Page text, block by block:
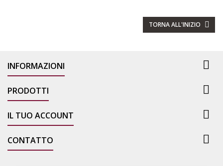
TORNA ALL'INIZIO 
INFORMAZIONI 
PRODOTTI 
IL TUO ACCOUNT 
CONTATTO 